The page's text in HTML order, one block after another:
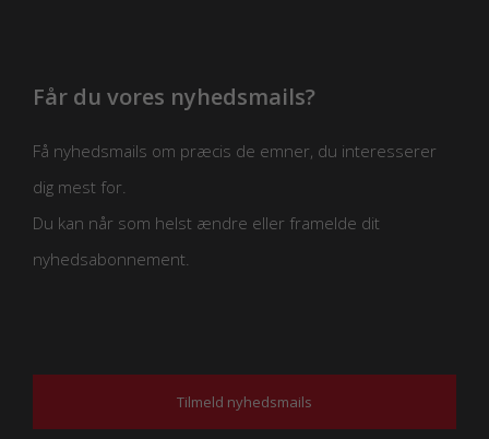
Får du vores nyhedsmails?
Få nyhedsmails om præcis de emner, du interesserer
dig mest for.
Du kan når som helst ændre eller framelde dit
nyhedsabonnement.
Tilmeld nyhedsmails